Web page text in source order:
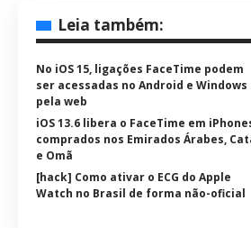
Leia também:
No iOS 15, ligações FaceTime podem
ser acessadas no Android e Windows
pela web
iOS 13.6 libera o FaceTime em
comprados nos Emirados Árabes,
e Omã
[hack] Como ativar o ECG do Apple
Watch no Brasil de forma não-oficial